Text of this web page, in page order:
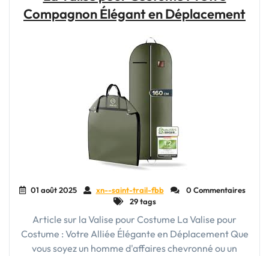
Compagnon Élégant en Déplacement
01 août 2025 xn--saint-trail-fbb
0 Commentaires
29 tags
Article sur la Valise pour Costume La Valise pour
Costume : Votre Alliée Élégante en Déplacement Que
vous soyez un homme d'affaires chevronné ou un